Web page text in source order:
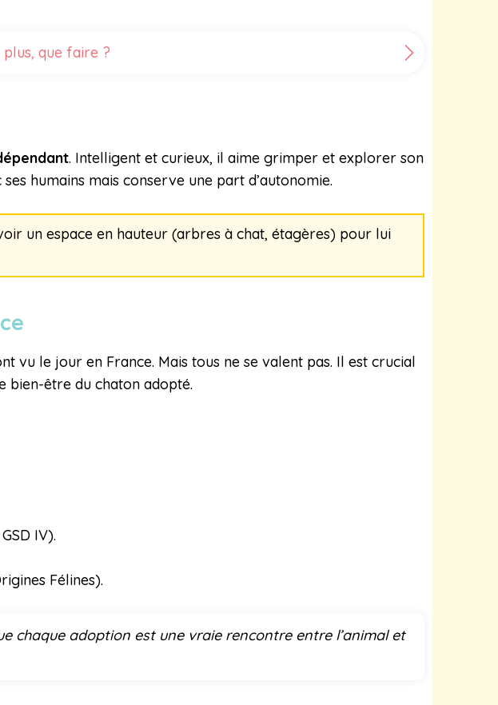
plus, que faire ?
. Intelligent et curieux, il aime grimper et explorer son
humains mais conserve une part d’autonomie.
un espace en hauteur (arbres à chat, étagères) pour lui
vu le jour en France. Mais tous ne se valent pas. Il est crucial
bien-être du chaton adopté.
IV).
Félines).
chaque adoption est une vraie rencontre entre l’animal et